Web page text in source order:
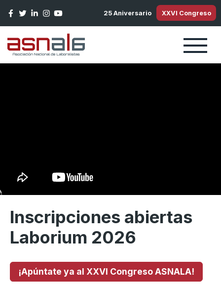
25 Aniversario XXVI Congreso
Inscripciones abiertas
Laborium 2026
¡Apúntate ya al XXVI Congreso ASNALA!